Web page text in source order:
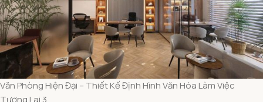
Văn Phòng Hiện Đại – Thiết Kế Định Hình Văn Hóa Làm Việc